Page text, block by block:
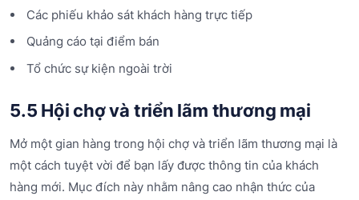
Các phiếu khảo sát khách hàng trực tiếp
Quảng cáo tại điểm bán
Tổ chức sự kiện ngoài trời
5.5 Hội chợ và triển lãm thương mại
Mở một gian hàng trong hội chợ và triển lãm thương mại là
một cách tuyệt vời để bạn lấy được thông tin của khách
hàng mới. Mục đích này nhằm nâng cao nhận thức của